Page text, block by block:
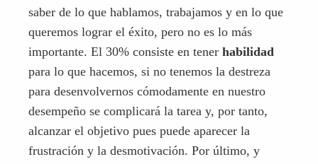
saber de lo que hablamos, trabajamos y en lo que
queremos lograr el éxito, pero no es lo más
importante. El 30% consiste en tener habilidad
para lo que hacemos, si no tenemos la destreza
para desenvolvernos cómodamente en nuestro
desempeño se complicará la tarea y, por tanto,
alcanzar el objetivo pues puede aparecer la
frustración y la desmotivación. Por último, y